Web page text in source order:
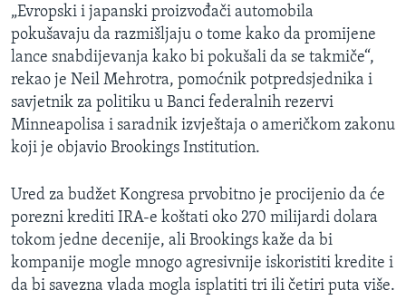
„Evropski i japanski proizvođači automobila
pokušavaju da razmišljaju o tome kako da promijene
lance snabdijevanja kako bi pokušali da se takmiče“,
rekao je Neil Mehrotra, pomoćnik potpredsjednika i
savjetnik za politiku u Banci federalnih rezervi
Minneapolisa i saradnik izvještaja o američkom zakonu
koji je objavio Brookings Institution.
Ured za budžet Kongresa prvobitno je procijenio da će
porezni krediti IRA-e koštati oko 270 milijardi dolara
tokom jedne decenije, ali Brookings kaže da bi
kompanije mogle mnogo agresivnije iskoristiti kredite i
da bi savezna vlada mogla isplatiti tri ili četiri puta više.